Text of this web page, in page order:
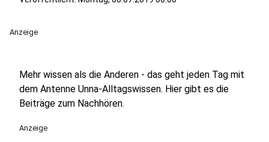
Anzeige
Mehr wissen als die Anderen - das geht jeden Tag mit
dem Antenne Unna-Alltagswissen. Hier gibt es die
Beiträge zum Nachhören.
Anzeige